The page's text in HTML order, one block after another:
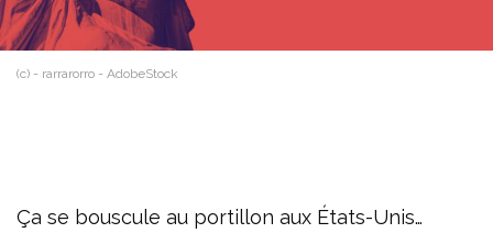
(c) - rarrarorro - AdobeStock
Ça se bouscule au portillon aux États-Unis…